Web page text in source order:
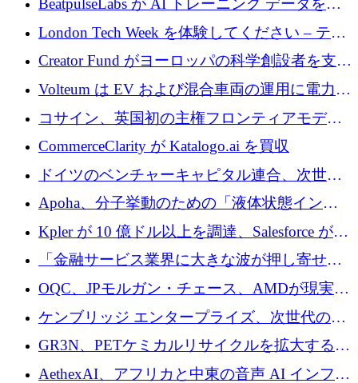
BeatpulseLabs が AI トレーニング データを拡
張するために 180 万ドルのプレシードを調達
London Tech Week を体験してください – テク
ノロジーがヨーロッパのイノベーションの未
来を形作る場所
Creator Fund がヨーロッパの科学創設者を支援
するために 5,600 万ドルを調達
Volteum は EV および混合車両の運用に電力を
供給するために 250 万ユーロを寄付
コサイン、英国初の主権フロンティアモデル
で業界の支援を確保
CommerceClarity が Katalogo.ai を買収
ドイツのベンチャーキャピタル連合、次世代
スタートアップの成長に向けて機関投資家へ
の資本シフトを呼びかけ
Apoha、分子挙動のための「液体状態インテ
リジェンス」を構築するために3,600万ドルを
かけてステルス状態から出現
Kpler が 10 億ドル以上を調達、Salesforce が
Contentful を買収、Built in Europe キャンペー
「金融サービス業界に大きな波が押し寄せて
いる」と「欧州初のAIネイティブ銀行」のボ
スが語る
OQC、JPモルガン・チェース、AMDが現実世
界のフィンテック・アプリケーションを探索
するためにQuantum-AIデータセンターを立ち
上げ
ケンブリッジ エンタープライズ、次世代のデ
ィープテック創設者向けにロンドンの出発点
を構築
GR3N、PETケミカルリサイクルを拡大するた
めにシリーズBで1,550万ユーロを調達
AethexAI、アフリカと中東の音声 AI インフラ